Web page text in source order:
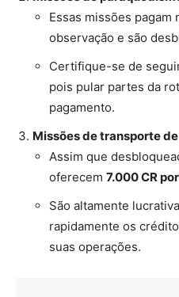
Essas missões pagam
observação e são
Certifique-se de
pois pular partes da
pagamento.
Missões de transporte
Assim que
oferecem 7.000 CR
São altamente
rapidamente os
suas operações.